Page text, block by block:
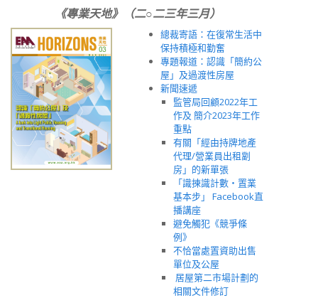
《專業天地》（二○二三年三月）
總裁寄語：在復常生活中
保持積極和勤奮
專題報道：認識「簡約公
屋」及過渡性房屋
新聞速遞
監管局回顧2022年工
作及 簡介2023年工作
重點
有關「經由持牌地產
代理/營業員出租劏
房」的新單張
「識揀識計數‧置業
基本步」 Facebook直
播講座
避免觸犯《競爭條
例》
不恰當處置資助出售
單位及公屋
居屋第二市場計劃的
相關文件修訂